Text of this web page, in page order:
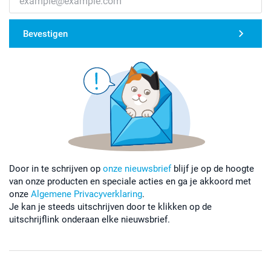
Bevestigen
Door in te schrijven op onze nieuwsbriefblijf je op de hoogte
van onze producten en speciale acties en ga je akkoord met
onze Algemene Privacyverklaring.
Je kan je steeds uitschrijven door te klikken op de
uitschrijflink onderaan elke nieuwsbrief.